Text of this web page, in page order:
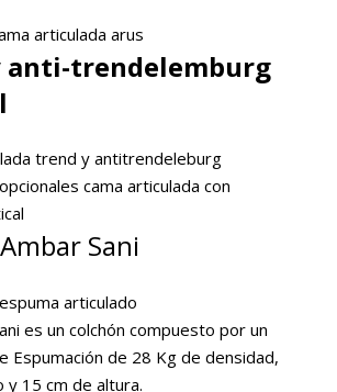
anti-trendelemburg
Sani
es un colchón compuesto por un
Espumación de 28 Kg de densidad,
y 15 cm de altura.